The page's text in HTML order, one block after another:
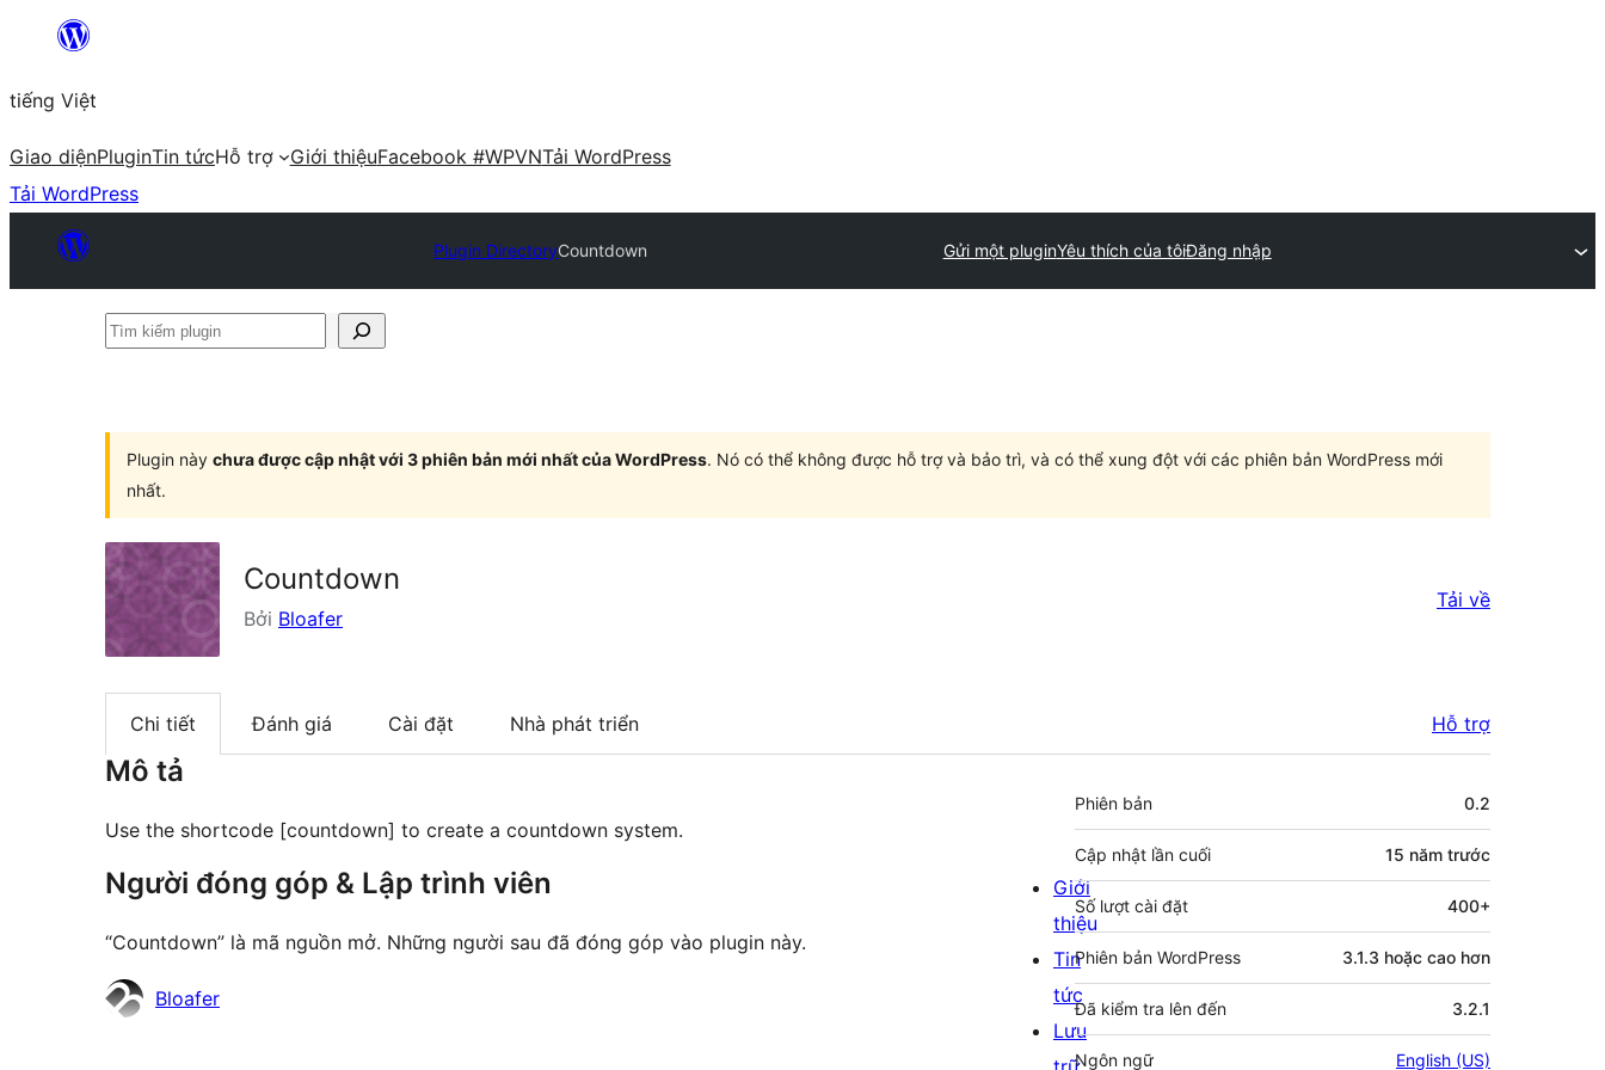
Chuyển
phần
nội
dung
tiếng Việt
Giao diệnPluginTin tứcHỗ trợ Giới thiệuFacebook #WPVNTải WordPress
Tải WordPress
Plugin DirectoryCountdown Gửi một pluginYêu thích của tôiĐăng nhập
Tìm
Plugin này chưa được cập nhật với 3 phiên bản mới nhất của WordPress. Nó có thể không được hỗ trợ và bảo trì, và có thể xung đột với các phiên bản WordPress mới
nhất.
Countdown
Bởi Bloafer
Tải về
Chi tiết Đánh giá Cài đặt Nhà phát triển Hỗ trợ
Mô tả
Use the shortcode [countdown] to create a countdown system.
Người đóng góp & Lập trình viên
“Countdown” là mã nguồn mở. Những người sau đã đóng góp vào plugin này.
NhữngBloafer
Meta
Phiên bản 0.2
Cập nhật lần cuối 15 năm trước
Số lượt cài đặt 400+
Phiên bản WordPress 3.1.3 hoặc cao hơn
Đã kiểm tra lên đến 3.2.1
Ngôn ngữ English (US)
Giới
thiệu
Tin
tức
Lưu